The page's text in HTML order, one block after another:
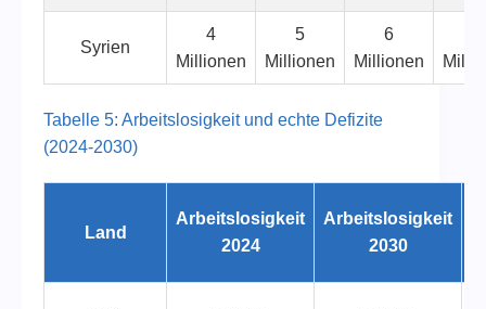
Syrien
4
Millionen
5
Millionen
6
Millionen
Tabelle 5: Arbeitslosigkeit und echte Defizite
(2024-2030)
Land
Arbeitslosigkeit
2024
Arbeitslosigkeit
2030